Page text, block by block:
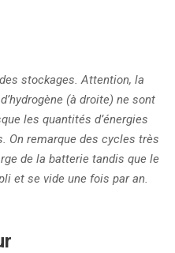
stockages. Attention, la
(à droite) ne sont
les quantités d’énergies
On remarque des cycles très
de la batterie tandis que le
et se vide une fois par an.